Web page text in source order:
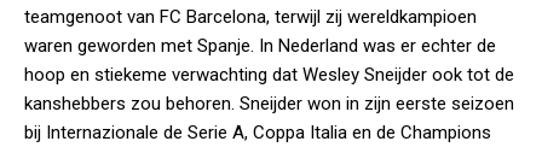
teamgenoot van FC Barcelona, terwijl zij wereldkampioen
waren geworden met Spanje. In Nederland was er echter de
hoop en stiekeme verwachting dat Wesley Sneijder ook tot de
kanshebbers zou behoren. Sneijder won in zijn eerste seizoen
bij Internazionale de Serie A, Coppa Italia en de Champions